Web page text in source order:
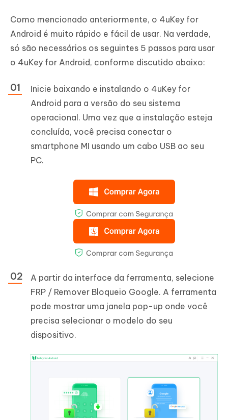
Como mencionado anteriormente, o 4uKey for
Android é muito rápido e fácil de usar. Na verdade,
só são necessários os seguintes 5 passos para usar
o 4uKey for Android, conforme discutido abaixo:
Inicie baixando e instalando o 4uKey for
Android para a versão do seu sistema
operacional. Uma vez que a instalação esteja
concluída, você precisa conectar o
smartphone MI usando um cabo USB ao seu
PC.
A partir da interface da ferramenta, selecione
FRP / Remover Bloqueio Google. A ferramenta
pode mostrar uma janela pop-up onde você
precisa selecionar o modelo do seu
dispositivo.